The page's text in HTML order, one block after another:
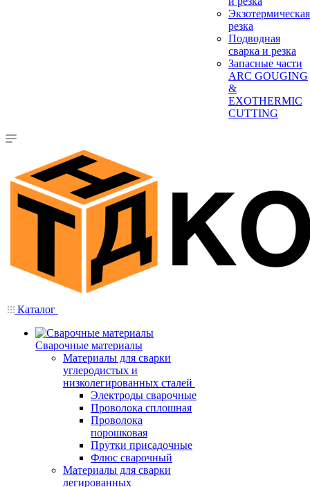
Экзотермическая
резка
Подводная
сварка и резка
Запасные части
ARC GOUGING
&
EXOTHERMIC
CUTTING
Каталог
Сварочные материалы
Материалы для сварки
углеродистых и
низколегированных сталей
Электроды сварочные
Проволока сплошная
Проволока
порошковая
Прутки присадочные
Флюс сварочный
Материалы для сварки
легированных